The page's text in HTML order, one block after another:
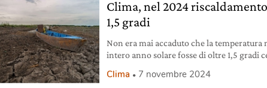
Clima, nel 2024
1,5 gradi
Non era mai accaduto che la temperatura
intero anno solare fosse di oltre 1,5 gradi
Clima 7 novembre 2024